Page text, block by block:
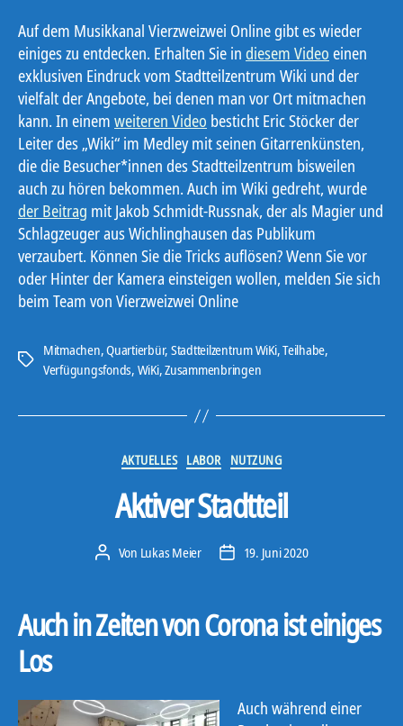
Auf dem Musikkanal Vierzweizwei Online gibt es wieder
einiges zu entdecken. Erhalten Sie in diesem Video einen
exklusiven Eindruck vom Stadtteilzentrum Wiki und der
vielfalt der Angebote, bei denen man vor Ort mitmachen
kann. In einem weiteren Video besticht Eric Stöcker der
Leiter des „Wiki“ im Medley mit seinen Gitarrenkünsten,
die die Besucher*innen des Stadtteilzentrum bisweilen
auch zu hören bekommen. Auch im Wiki gedreht, wurde
der Beitrag mit Jakob Schmidt-Russnak, der als Magier und
Schlagzeuger aus Wichlinghausen das Publikum
verzaubert. Können Sie die Tricks auflösen? Wenn Sie vor
oder Hinter der Kamera einsteigen wollen, melden Sie sich
beim Team von Vierzweizwei Online
Schlagwörter
Mitmachen,Quartierbür, Stadtteilzentrum WiKi,Teilhabe,
Verfügungsfonds, WiKi,Zusammenbringen
Kategorien
AKTUELLES LABOR NUTZUNG
Aktiver Stadtteil
Beitragsautor
Von Lukas Meier Veröffentlichungsdatum
19. Juni 2020
Auch in Zeiten von Corona ist einiges
Los
Auch während einer